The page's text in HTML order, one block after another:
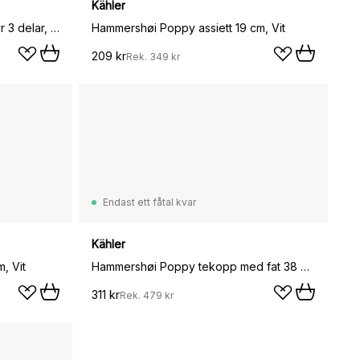
Hammershøi Poppy vas miniatyr 3 delar, Vit-dekor
Kähler
Hammershøi Poppy assiett 19 cm, Vit
209 krRek. 349 kr
Vit
Endast ett fåtal kvar
Kähler
Hammershøi Poppy tekopp med fat 38 cl, Vit
311 krRek. 479 kr